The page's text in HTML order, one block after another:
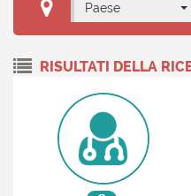
Paese
RISULTATI DELLA